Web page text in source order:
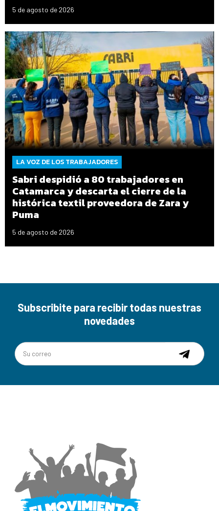
5 de agosto de 2026
LA VOZ DE LOS TRABAJADORES
Sabri despidió a 80 trabajadores en
Catamarca y descarta el cierre de la
histórica textil proveedora de Zara y
Puma
5 de agosto de 2026
Subscribite para recibir todas nuestras
novedades